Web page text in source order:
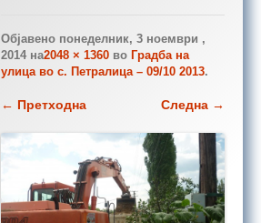
Објавено понеделник, 3 ноември ,
2014на2048 × 1360во Градба на
улица во с. Петралица – 09/10 2013.
← Претходна Следна →